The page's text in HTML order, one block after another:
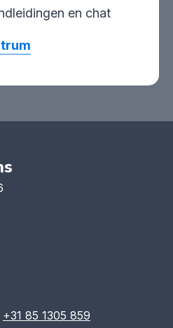
en chat
+31 85 1305 859